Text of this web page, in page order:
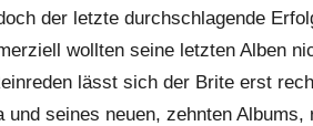
der letzte durchschlagende
wollten seine letzten Alben
lässt sich der Brite erst
seines neuen, zehnten Albums,